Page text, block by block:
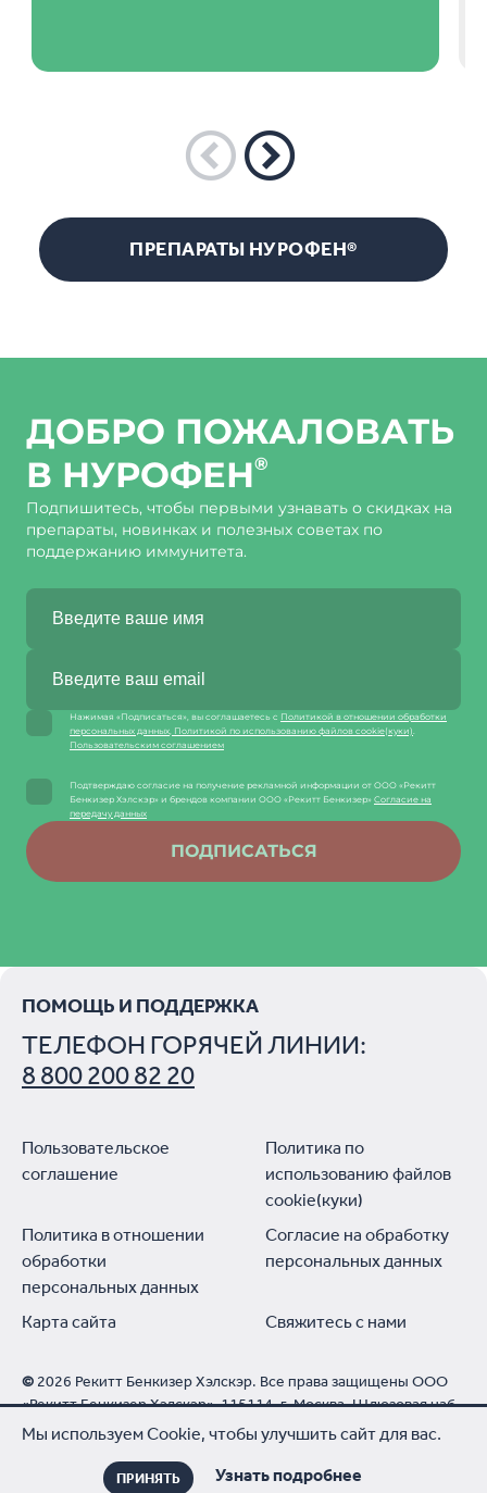
ПРЕПАРАТЫ НУРОФЕН®
ДОБРО ПОЖАЛОВАТЬ
В НУРОФЕН®
Подпишитесь, чтобы первыми узнавать о скидках на
препараты, новинках и полезных советах по
поддержанию иммунитета.
Нажимая «Подписаться», вы соглашаетесь с Политикой в отношении обработки
персональных данных Политикой по использованию файлов cookie(куки)
Пользовательским соглашением
Подтверждаю согласие на получение рекламной информации от ООО «Рекитт
Бенкизер Хэлскэр» и брендов компании ООО «Рекитт Бенкизер» Согласие на
передачу данных
ПОДПИСАТЬСЯ
ПОМОЩЬ И ПОДДЕРЖКА
ТЕЛЕФОН ГОРЯЧЕЙ ЛИНИИ:
8 800 200 82 20
Пользовательское
соглашение
Политика по
использованию файлов
cookie(куки)
Карта сайта
Согласие на обработку
персональных данных
Политика в отношении
обработки
персональных данных
Свяжитесь с нами
© 2026 Рекитт Бенкизер Хэлскэр. Все права защищены ООО
«Рекитт Бенкизер Хэлскэр», 115114, г. Москва, Шлюзовая наб.
4, этаж 3. Тел. горячей линии: 8 800 200 82 20 (звонок по
№(010639)-(РГ-RU), ЛП-№(006327)-(РГ-RU), ЛП-№(010722)-
Мы используем Cookie, чтобы улучшить сайт для вас.
ПРИНЯТЬ Узнать подробнее